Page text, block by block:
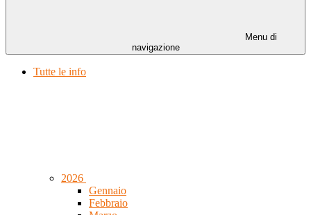
Menu di
navigazione
Tutte le info
2026
Gennaio
Febbraio